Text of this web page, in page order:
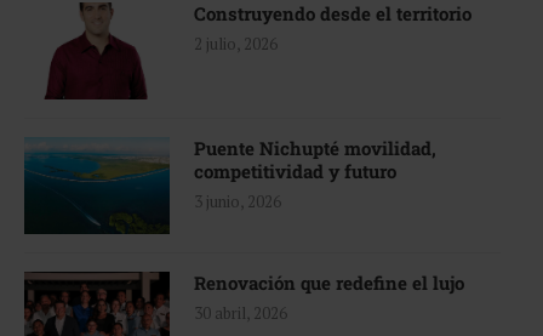
Construyendo desde el territorio
2 julio, 2026
Puente Nichupté movilidad,
competitividad y futuro
3 junio, 2026
Renovación que redefine el lujo
30 abril, 2026